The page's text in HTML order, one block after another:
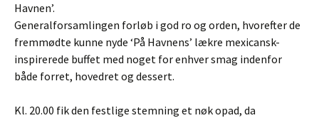
Havnen’.
Generalforsamlingen forløb i god ro og orden, hvorefter de
fremmødte kunne nyde ‘På Havnens’ lækre mexicansk-
inspirerede buffet med noget for enhver smag indenfor
både forret, hovedret og dessert.
Kl. 20.00 fik den festlige stemning et nøk opad, da